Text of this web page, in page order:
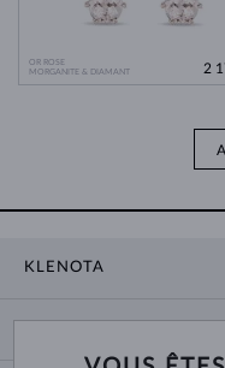
OR ROSE
MORGANITE & DIAMANT
2
KLENOTA